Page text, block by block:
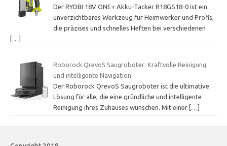
Der RYOBI 18V ONE+ Akku-Tacker R18GS18-0 ist ein
unverzichtbares Werkzeug für Heimwerker und Profis,
die präzises und schnelles Heften bei verschiedenen
[…]
Roborock QrevoS Saugroboter: Kraftvolle Reinigung
und intelligente Navigation
Der Roborock QrevoS Saugroboter ist die ultimative
Lösung für alle, die eine gründliche und intelligente
Reinigung ihres Zuhauses wünschen. Mit einer […]